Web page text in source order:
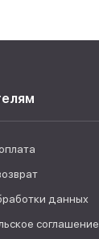
данных
соглашение